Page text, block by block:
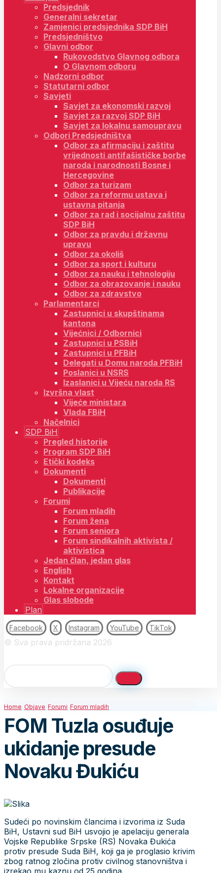
Predsjednik
Generalni sekretar
Zamjenici predsjednika SDP BiH
Predsjedništvo
Glavni odbor
Rukovodstvo Glavnog odbora
O Glavnom odboru
Nadzorni odbor
Statutarni odbor
Savjeti
Savjet za ekonomski razvoj
Savjet za razvoj SDP BiH
Savjet za lokalnu samoupravu
Odbori Predsjedništva
Odbor za afirmaciju i zaštitu
vrijednosti antifašističke borbe
naroda i narodnosti Bosne i
Hercegovine
Odbor za turizam
Odbor za reformu ustava i
ustavna pitanja
Odbor za rad i socijalnu zaštitu
SDP BiH
Odbor za pravdu i državnu
upravu
Odbor za okoliš
Odbor za sport i kulturu
Odbor za nauku i tehnologiju
Odbor za obrazovanje i nauku
Odbor za zdravstvo
Parlamentarci
Zastupnici u skupštinama
kantona
Vijećnici / Odbornici
Zastupnici u PSBiH
Zastupnici u PFBiH
Delegati u Domu naroda PFBiH
Poslanici u NSRS
Izaslanici u Vijeću naroda RS
Izvršna vlast
Vijeće ministara
Vlada FBiH
Načelnici
SDP BiH
Pregled historije
Program SDP BiH
Etički kodeks
Dokumenti
Dokumenti
Publikacije
Forumi
Forum mladih
Forum žena
Forum seniora
Forum sindikalnih aktivista /
aktivistica
Jedan član, jedan glas
English
Kontakt
Lokalne organizacije
Glas slobode
Plan
Facebook X Instagram YouTube TikTok
© Sva prava pridržana 2026
Home Objave Forumi Forum mladih
FOM Tuzla osuđuje
ukidanje presude
Novaku Đukiću
Sudeći po novinskim člancima i izvorima iz Suda
BiH, Ustavni sud BiH usvojio je apelaciju generala
Vojske Republike Srpske (RS) Novaka Đukića
protiv presude Suda BiH, koji ga je proglasio krivim
zbog ratnog zločina protiv civilnog stanovništva i
izrekao mu kaznu od 25 godina.